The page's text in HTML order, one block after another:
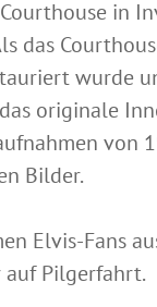
in
das
wurde
originale
von
Bilder.
Elvis-Fans
auf Pilgerfahrt.